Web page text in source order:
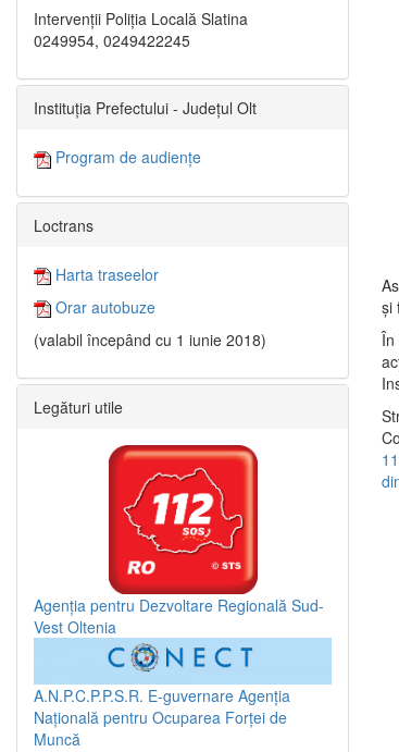
şi
În
Intervenții Poliția Locală Slatina
0249954, 0249422245
Instituția Prefectului - Județul Olt
Program de audiențe
Loctrans
Harta traseelor
Orar autobuze
(valabil începând cu 1 iunie 2018)
Legături utile
Agenția pentru Dezvoltare Regională Sud-
Vest Oltenia
A.N.P.C.P.P.S.R. E-guvernare Agenția
Națională pentru Ocuparea Forței de
Muncă